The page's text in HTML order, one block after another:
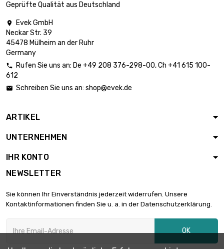
Länge : 1 Meter
Durchmesser : 0.12mm
Durchmesser : 0.12mm
5,90 €
Durchmesser : 0.12mm
Länge : 10 Meter
Durchmesser : 0.12mm
Geprüfte Qualität aus Deutschland

Evek GmbH
Neckar Str. 39
45478 Mülheim an der Ruhr
Germany
 Rufen Sie uns an: De +49 208 376-298-00, Ch +41 615 100-
612
 Schreiben Sie uns an: shop@evek.de
ARTIKEL
UNTERNEHMEN
IHR KONTO
NEWSLETTER
Sie können Ihr Einverständnis jederzeit widerrufen. Unsere
Kontaktinformationen finden Sie u. a. in der Datenschutzerklärung.
OK